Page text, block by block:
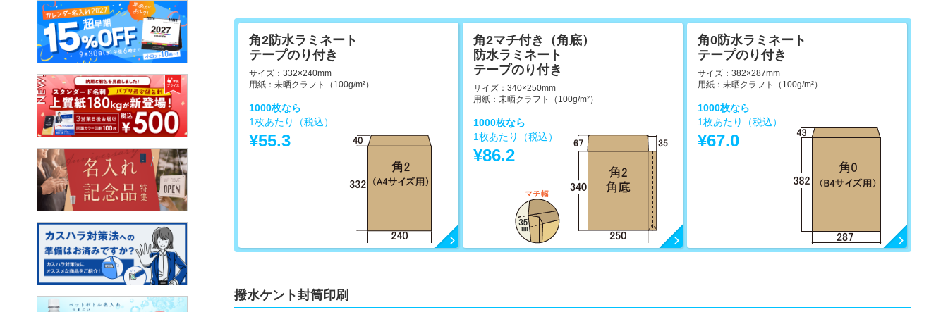
角2防水ラミネート
テープのり付き
サイズ：332×240mm
用紙：未晒クラフト（100g/m²）
1000枚なら
1枚あたり（税込）
¥55.3
角2マチ付き（角底）
防水ラミネート
テープのり付き
サイズ：340×250mm
用紙：未晒クラフト（100g/m²）
1000枚なら
1枚あたり（税込）
¥86.2
角0防水ラミネート
テープのり付き
サイズ：382×287mm
用紙：未晒クラフト（100g/m²）
1000枚なら
1枚あたり（税込）
¥67.0
撥水ケント封筒印刷